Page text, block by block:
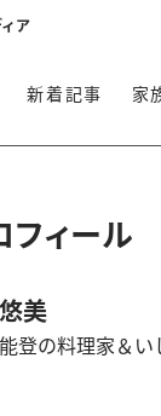
ア
新着記事 家
フィール
悠美
能登の料理家＆